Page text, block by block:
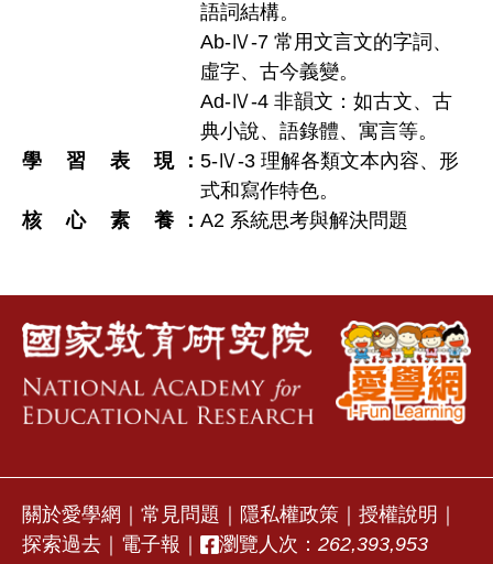
語詞結構。
Ab-Ⅳ-7 常用文言文的字詞、
虛字、古今義變。
Ad-Ⅳ-4 非韻文：如古文、古
典小說、語錄體、寓言等。
學習表現
5-Ⅳ-3 理解各類文本內容、形
式和寫作特色。
核心素養
A2 系統思考與解決問題
關於愛學網 常見問題 隱私權政策 授權說明
探索過去
電子報 瀏覽人次： 262,393,953